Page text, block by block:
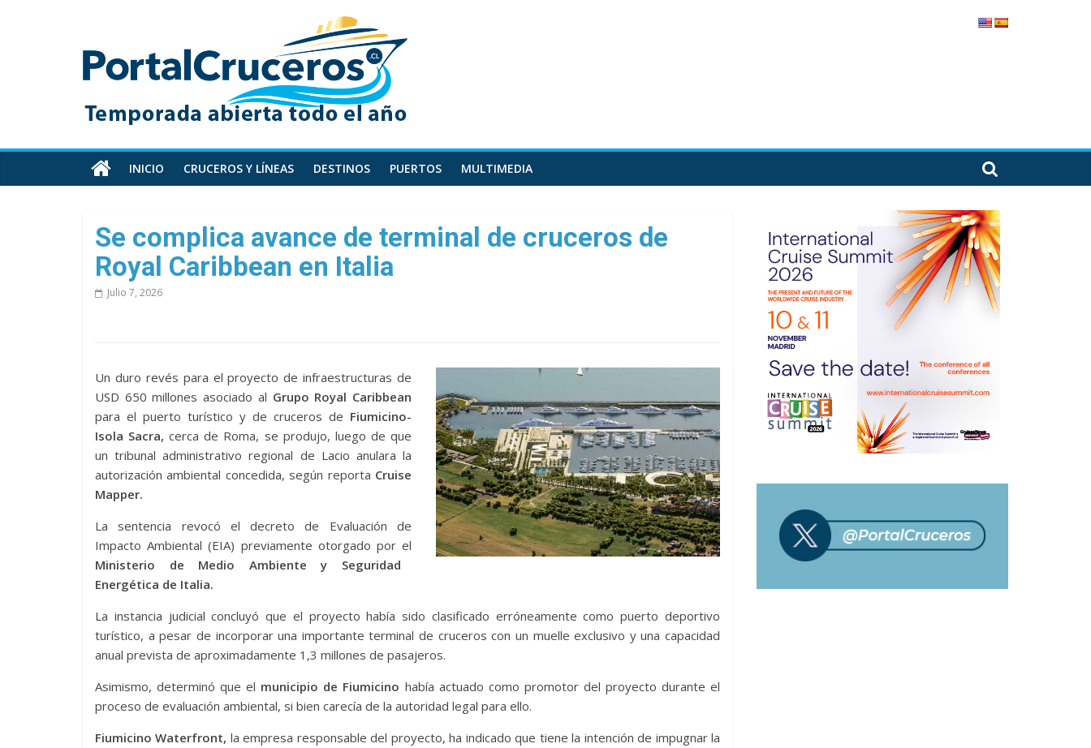
PortalCruceros
Toda
información
cruceros
en
un
sitio
INICIO CRUCEROS Y LÍNEAS DESTINOS PUERTOS MULTIMEDIA
Se complica avance de terminal de cruceros de
Royal Caribbean en Italia
Julio 7, 2026
Un duro revés para el proyecto de infraestructuras de
USD 650 millones asociado al Grupo Royal Caribbean
para el puerto turístico y de cruceros de Fiumicino-
Isola Sacra, cerca de Roma, se produjo, luego de que
un tribunal administrativo regional de Lacio anulara la
autorización ambiental concedida, según reporta Cruise
Mapper.
La sentencia revocó el decreto de Evaluación de
Impacto Ambiental (EIA) previamente otorgado por el
Ministerio de Medio Ambiente y Seguridad
Energética de Italia.
La instancia judicial concluyó que el proyecto había sido clasificado erróneamente como puerto deportivo
turístico, a pesar de incorporar una importante terminal de cruceros con un muelle exclusivo y una capacidad
anual prevista de aproximadamente 1,3 millones de pasajeros.
Asimismo, determinó que el municipio de Fiumicino había actuado como promotor del proyecto durante el
proceso de evaluación ambiental, si bien carecía de la autoridad legal para ello.
Fiumicino Waterfront, la empresa responsable del proyecto, ha indicado que tiene la intención de impugnar la